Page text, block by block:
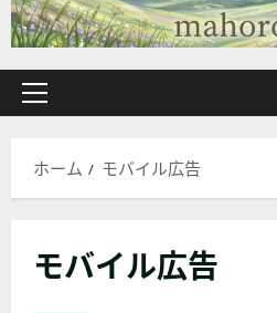
プ
メ
ン
ー
ホーム モバイル広告
モバイル広告